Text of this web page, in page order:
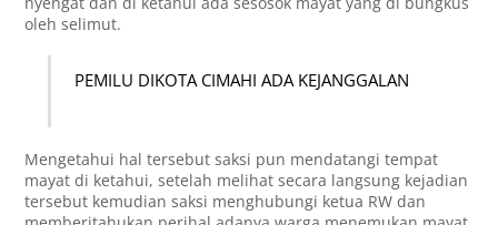
oleh selimut.
PEMILU DIKOTA CIMAHI ADA KEJANGGALAN
Mengetahui hal tersebut saksi pun mendatangi tempat
mayat di ketahui, setelah melihat secara langsung kejadian
tersebut kemudian saksi menghubungi ketua RW dan